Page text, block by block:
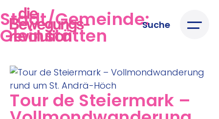
Suche
Stadt/Gemeinde:
Gleinstätten
Tour de Steiermark –